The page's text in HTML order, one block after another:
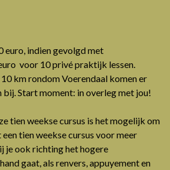
euro, indien gevolgd met
voor 10 privé praktijk lessen.
km rondom Voerendaal komen er
bij. Start moment: in overleg met jou!
tien weekse cursus is het mogelijk om
tien weekse cursus voor meer
je ook richting het hogere
gaat, als renvers, appuyement en